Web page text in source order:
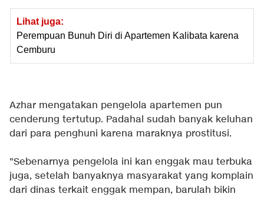
Lihat juga:
Perempuan Bunuh Diri di Apartemen Kalibata karena
Cemburu
Azhar mengatakan pengelola apartemen pun
cenderung tertutup. Padahal sudah banyak keluhan
dari para penghuni karena maraknya prostitusi.
"Sebenarnya pengelola ini kan enggak mau terbuka
juga, setelah banyaknya masyarakat yang komplain
dari dinas terkait enggak mempan, barulah bikin